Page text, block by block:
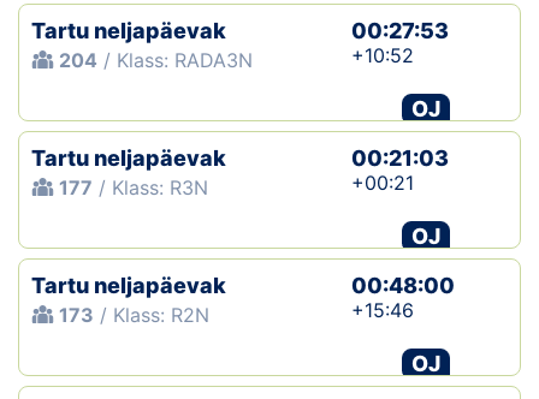
Tartu neljapäevak
204 / Klass: RADA3N
00:27:53
+10:52
OJ
Tartu neljapäevak
177 / Klass: R3N
00:21:03
+00:21
OJ
Tartu neljapäevak
173 / Klass: R2N
00:48:00
+15:46
OJ